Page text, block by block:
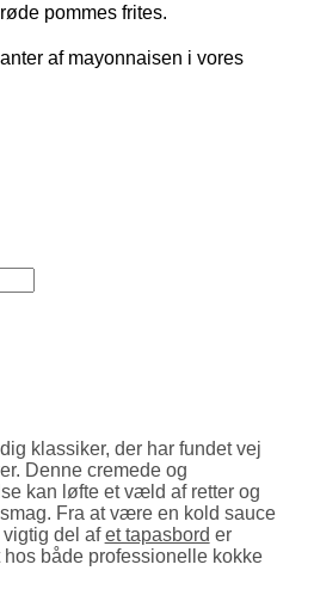
pommes frites.
af mayonnaisen i vores
klassiker, der har fundet vej
Denne cremede og
kan løfte et væld af retter og
Fra at være en kold sauce
del afet tapasbord er
både profes­sionelle kokke